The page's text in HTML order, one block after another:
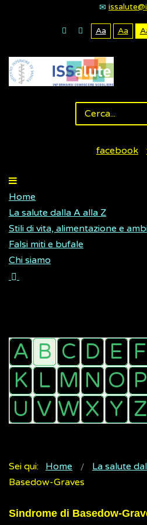
Aa Aa
facebook
Home
La salute dalla A alla Z
Stili di vita, alimentazione e
Falsi miti e bufale
Chi siamo
Sei qui: Home La salute
Basedow-Graves
Sindrome di Basedow-